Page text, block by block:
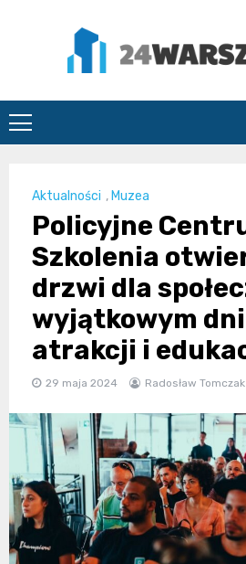
Aktualności , Muzea
Policyjne
Szkolenia
drzwi dla
wyjątkowym
atrakcji i
29 maja 2024 Radosław Tomczak